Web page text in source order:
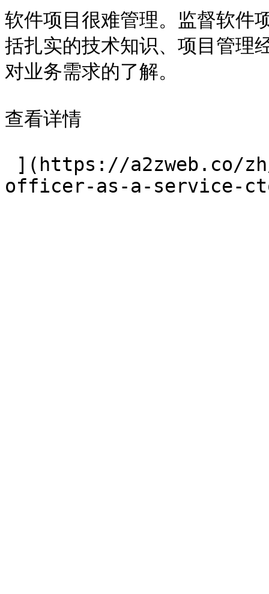
软件项目很难管理。监督软件
括扎实的技术知识、项目管理
对业务需求的了解。
查看详情